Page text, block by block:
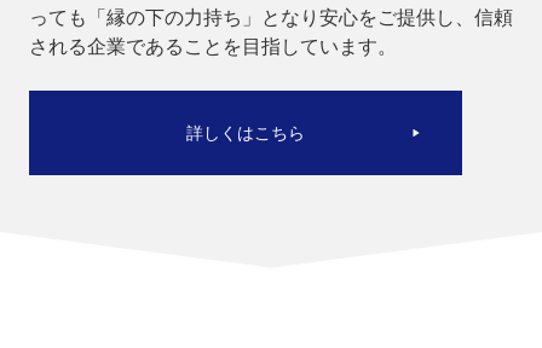
っても「縁の下の力持ち」となり安心をご提供し、信頼
される企業であることを目指しています。
詳しくはこちら